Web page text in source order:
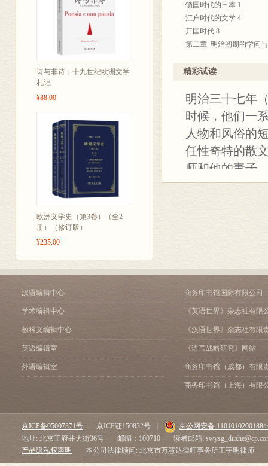
诗与非诗：十九世纪欧洲文学
札记
¥88.00
欧洲文学史（第3卷）（全2
册）（修订版）
¥235.00
锁国时代的日本 1
江户时代的文学 4
开国时代 8
第二章 明治初期的学问
中村敬宇 13
假名垣鲁文 17
第三章 外来文化与报纸
黑本、新岛襄、克拉克 21
岸田吟香 24
初期的报纸 26
柳北与抚松 28
第五章 新文学的开拓者
《新体诗抄》 48
逍遥的《当世书生气质》
《小说神髓》 53
二叶亭四迷 54
鹿鸣馆时代 57
《浮云》的出版 59
红叶的《二人比丘尼色忏
森鸥外 70
《舞姬》 75
砚友社众人 77
精彩试读
明治三十七年
时候，他们一
人物和风俗的
任性奇特的散
师和他的妻子
是猫》为题登
延续，他将这
名远播。
从此时起到明
明治三十九年
作的四国松山
老师一起，与
是一部典型的
将日本人特有
此生动、淋漓
部，“哥儿”这
一直被使用至
同年秋天，漱
汉语编辑中心
学术编辑中心
教科文编辑中心
英语编辑室
外语编辑室
商务印书馆国际有限公司
《英语世界》杂志社有限
《汉语世界》杂志社有限
《语言战略研究》网站
商务印书馆（成都）有限
商务印书馆（上海）有限
京ICP备05007371号 京ICP证150832号
京公网安备
地址: 北京王府井大街36号
邮编：100710
读者邮箱:
产品隐私权声明
本公司法律顾问: 北京市万慧达律师事务所王宇明律师